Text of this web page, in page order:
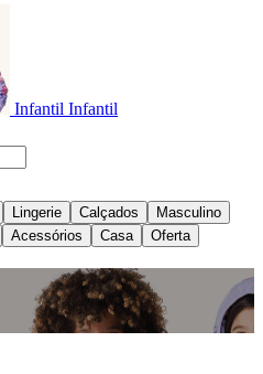
Infantil Infantil
Lingerie Calçados
Masculino
Acessórios Casa Oferta